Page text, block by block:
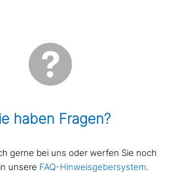
haben Fragen?
gerne bei uns oder werfen Sie noch
unsere FAQ-Hinweisgebersystem.